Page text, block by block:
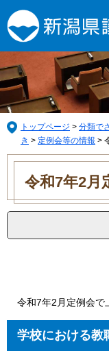
ー
ジ
の
先
頭
で
す。
ニ
ュ
ー
を
飛
ば
し
て
トップページ > 分類で
き > 定例会等の情報 >
本
令和7年2月
令和7年2月定例会で
学校における教